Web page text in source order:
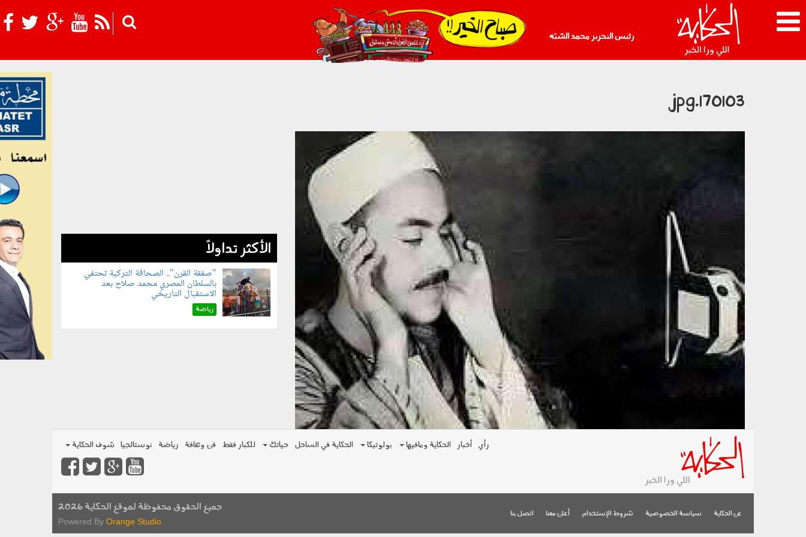
رئيس التحرير محمد الشبّه
021_2.png
170103.jpg
الأكثر تداولاً
070801.jpg
"صفقة القرن".. الصحافة التركية تحتفي
بالسلطان المصري محمد صلاح بعد
الاستقبال التاريخي
رياضة
رأي أخبار الحكاية ومافيها بولوتيكا الحكاية في الساحل حياتك للكبار فقط فن وثقافة رياضة نوستالجيا شوف الحكاية
عن الحكاية سياسة الخصوصية شروط الإستخدام أعلن معنا اتصل بنا جميع الحقوق محفوظة لموقع الحكاية 2026
Powered By Orange Studio